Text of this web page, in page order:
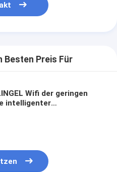
Besten Preis Für
Wifi der geringen
intelligenter